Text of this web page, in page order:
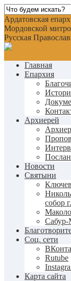
Ардатовская
Мордовской
Русская
Главная
Епархия
Архиерей
Новости
Святыни
собор
Соц. сети
Rutube
Карта сайта